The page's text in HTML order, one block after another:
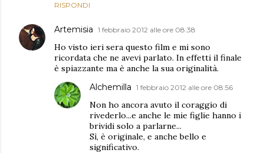
RISPONDI
Artemisia 1 febbraio 2012 alle ore 08:38
Ho visto ieri sera questo film e mi sono
ricordata che ne avevi parlato. In effetti il finale
è spiazzante ma è anche la sua originalità.
Alchemilla 1 febbraio 2012 alle ore 08:56
Non ho ancora avuto il coraggio di
rivederlo...e anche le mie figlie hanno i
brividi solo a parlarne...
Sì, è originale, e anche bello e
significativo.